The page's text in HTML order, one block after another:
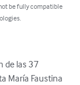
be fully compatible
de las 37
María Faustina